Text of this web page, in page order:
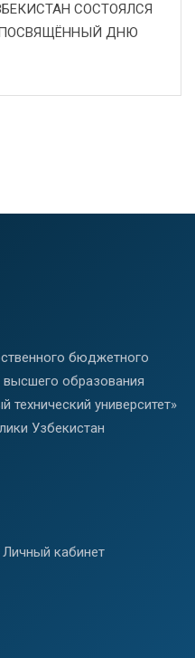
СОСТОЯЛСЯ
ПОСВЯЩЁННЫЙ ДНЮ
бюджетного
образования
технический университет»
Узбекистан
Личный кабинет